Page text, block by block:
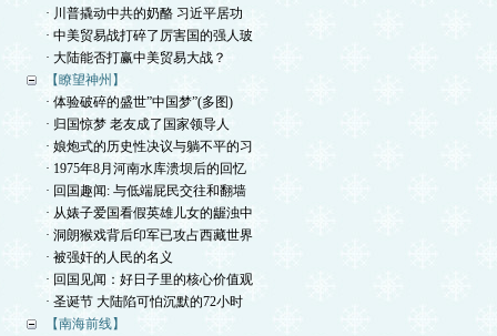
· 川普撬动中共的奶酪 习近平居功
· 中美贸易战打碎了厉害国的强人玻
· 大陆能否打赢中美贸易大战？
【瞭望神州】
· 体验破碎的盛世”中国梦”(多图)
· 归国惊梦 老友成了国家领导人
· 娘炮式的历史性决议与躺不平的习
· 1975年8月河南水库溃坝后的回忆
· 回国趣闻: 与低端屁民交往和翻墙
· 从婊子爱国看假英雄儿女的龌浊中
· 洞朗猴戏背后印军已攻占西藏世界
· 被强奸的人民的名义
· 回国见闻：好日子里的核心价值观
· 圣诞节 大陆陷可怕沉默的72小时
【南海前线】